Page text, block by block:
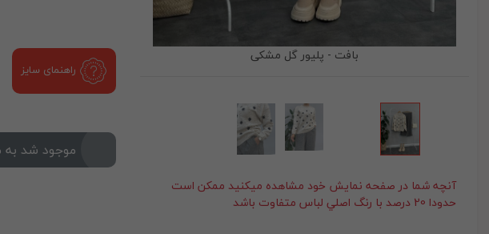
بافت - پلیور گل مشکی
آنچه شما در صفحه نمايش خود مشاهده ميکنيد ممکن است
حدودا 20 درصد با رنگ اصلي لباس متفاوت باشد
راهنمای سایز
موجود شد به